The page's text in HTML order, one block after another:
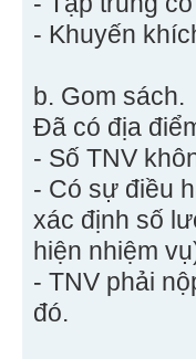
- Khuyến
b. Gom sách.
Đã có địa
- Số TNV
- Có sự điều
xác định số
hiện nhiệm
- TNV phải
đó.